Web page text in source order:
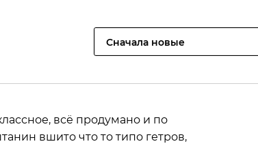
Сначала новые
всё продумано и по
вшито что то типо гетров,